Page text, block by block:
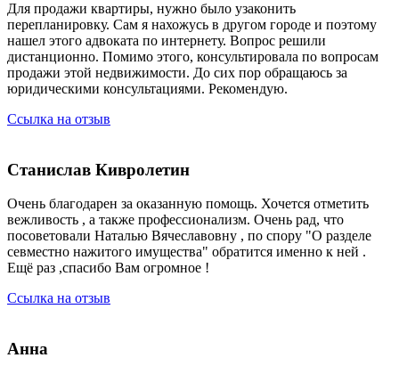
Для продажи квартиры, нужно было узаконить
перепланировку. Сам я нахожусь в другом городе и поэтому
нашел этого адвоката по интернету. Вопрос решили
дистанционно. Помимо этого, консультировала по вопросам
продажи этой недвижимости. До сих пор обращаюсь за
юридическими консультациями. Рекомендую.
Ссылка на отзыв
Станислав Кивролетин
Очень благодарен за оказанную помощь. Хочется отметить
вежливость , а также профессионализм. Очень рад, что
посоветовали Наталью Вячеславовну , по спору "О разделе
севместно нажитого имущества" обратится именно к ней .
Ещё раз ,спасибо Вам огромное !
Ссылка на отзыв
Анна